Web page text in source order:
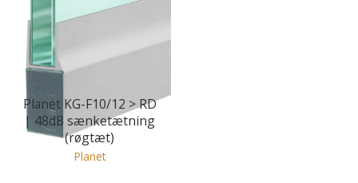
Planet KG-F10/12 > RD
| 48dB sænketætning
(røgtæt)
Planet